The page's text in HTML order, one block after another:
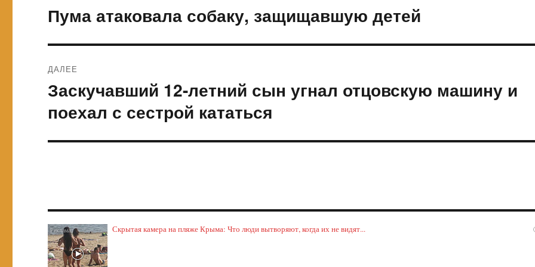
по
Предыдущая
запись:
Пума атаковала собаку, защищавшую детей
ДАЛЕЕ
Следующая
Заскучавший 12-летний сын угнал отцовскую машину и
поехал с сестрой кататься
Скрытая камера на пляже Крыма: Что люди вытворяют, когда их не видят...